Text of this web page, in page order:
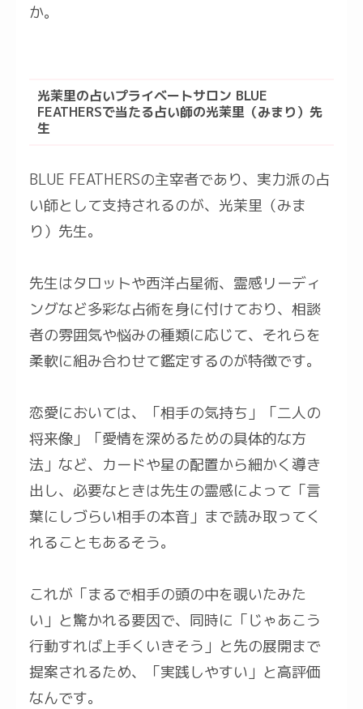
か。
光茉里の占いプライベートサロン BLUE
FEATHERSで当たる占い師の光茉里（みまり）先
生
BLUE FEATHERSの主宰者であり、実力派の占
い師として支持されるのが、光茉里（みま
り）先生。
先生はタロットや西洋占星術、霊感リーディ
ングなど多彩な占術を身に付けており、相談
者の雰囲気や悩みの種類に応じて、それらを
柔軟に組み合わせて鑑定するのが特徴です。
恋愛においては、「相手の気持ち」「二人の
将来像」「愛情を深めるための具体的な方
法」など、カードや星の配置から細かく導き
出し、必要なときは先生の霊感によって「言
葉にしづらい相手の本音」まで読み取ってく
れることもあるそう。
これが「まるで相手の頭の中を覗いたみた
い」と驚かれる要因で、同時に「じゃあこう
行動すれば上手くいきそう」と先の展開まで
提案されるため、「実践しやすい」と高評価
なんです。